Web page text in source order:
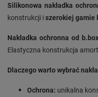
Silikonowa nakładka
konstrukcji iszerokiej gamie
Nakładka ochronna od
Elastyczna konstrukcja
Dlaczego warto wybrać
Ochrona: unikalna